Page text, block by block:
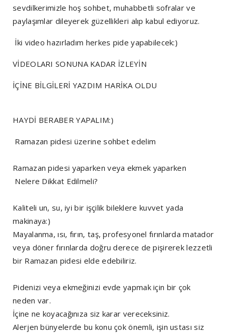
sevdilkerimizle hoş sohbet, muhabbetli sofralar ve
paylaşımlar dileyerek güzellikleri alıp kabul ediyoruz.
İki video hazırladım herkes pide yapabilecek:)
VİDEOLARI SONUNA KADAR İZLEYİN
İÇİNE BİLGİLERİ YAZDIM HARİKA OLDU
HAYDİ BERABER YAPALIM:)
Ramazan pidesi üzerine sohbet edelim
Ramazan pidesi yaparken veya ekmek yaparken
Nelere Dikkat Edilmeli?
Kaliteli un, su, iyi bir işçilik bileklere kuvvet yada
makinaya:)
Mayalanma, ısı, fırın, taş, profesyonel fırınlarda matador
veya döner fırınlarda doğru derece de pişirerek lezzetli
bir Ramazan pidesi elde edebiliriz.
Pidenizi veya ekmeğinizi evde yapmak için bir çok
neden var.
İçine ne koyacağınıza siz karar vereceksiniz.
Alerjen bünyelerde bu konu çok önemli, işin ustası siz